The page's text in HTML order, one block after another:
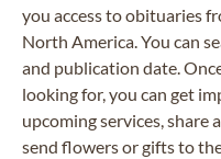
you access to obituaries
North America. You can
and publication date.
looking for, you can get
upcoming services, share
send flowers or gifts to